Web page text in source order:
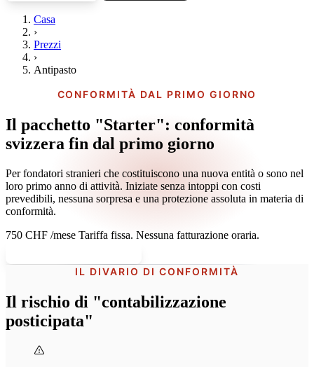
Casa
›
Prezzi
›
Antipasto
CONFORMITÀ DAL PRIMO GIORNO
Il pacchetto "Starter": conformità
svizzera fin dal primo giorno
Per fondatori stranieri che costituiscono una nuova entità o sono nel
loro primo anno di attività. Iniziate senza intoppi con costi
prevedibili, nessuna sorpresa e una protezione assoluta in materia di
conformità.
750 CHF /mese Tariffa fissa. Nessuna fatturazione oraria.
IL DIVARIO DI CONFORMITÀ
Il rischio di "contabilizzazione
posticipata"